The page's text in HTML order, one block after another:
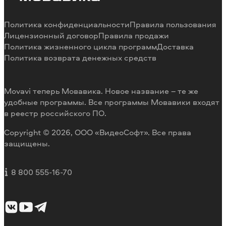
Способы оплаты
Возврат средств
Отзывы пользователей
Разработка видеоредактора под заказ
Movavi теперь Мовавика. Новое название – те же
удобные программы. Все программы Мовавики входят
в реестр российского ПО.
Copyright © 2026, ООО «ВидеоСофт». Все права
защищены.
8 800 555-16-70
Политика конфиденциальностиПравила пользования
Лицензионный договорПравила продажи
Политика жизненного цикла программДоставка
Политика возврата денежных средств